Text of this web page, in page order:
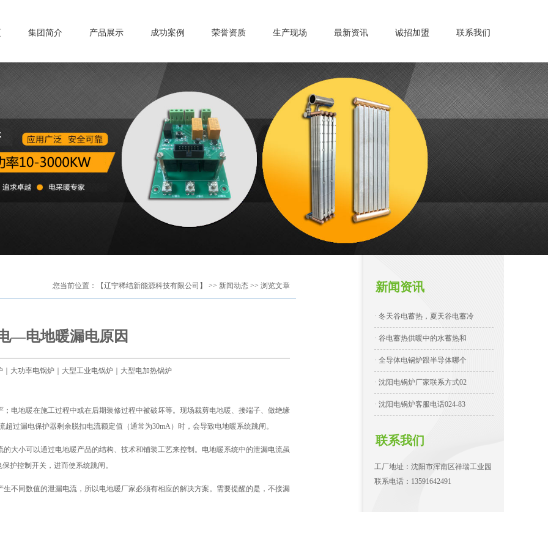
集团简介 产品展示 成功案例 荣誉资质 生产现场 最新资讯 诚招加盟 联系我们
您当前位置： 【辽宁稀结新能源科技有限公司】 >> 新闻动态 >> 浏览文章
—电地暖漏电原因
｜大功率电锅炉｜大型工业电锅炉｜大型电加热锅炉
电地暖在施工过程中或在后期装修过程中被破坏等。现场裁剪电地暖、接端子、做绝缘
过漏电保护器剩余脱扣电流额定值（通常为30mA）时，会导致电地暖系统跳闸。
大小可以通过电地暖产品的结构、技术和铺装工艺来控制。电地暖系统中的泄漏电流虽
护控制开关，进而使系统跳闸。
不同数值的泄漏电流，所以电地暖厂家必须有相应的解决方案。需要提醒的是，不接漏
新闻资讯
· 冬天谷电蓄热，夏天谷电蓄冷
· 谷电蓄热供暖中的水蓄热和
· 全导体电锅炉跟半导体哪个
· 沈阳电锅炉厂家联系方式02
· 沈阳电锅炉客服电话024-83
联系我们
工厂地址：沈阳市浑南区祥瑞工业园
联系电话：13591642491